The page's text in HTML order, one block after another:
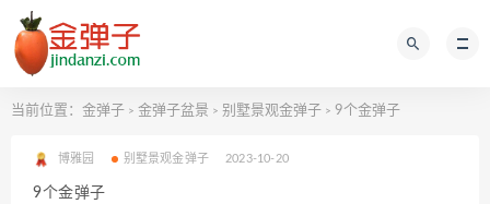
当前位置： 金弹子 > 金弹子盆景 > 别墅景观金弹子 > 9个金弹子
博雅园 别墅景观金弹子 2023-10-20
9个金弹子